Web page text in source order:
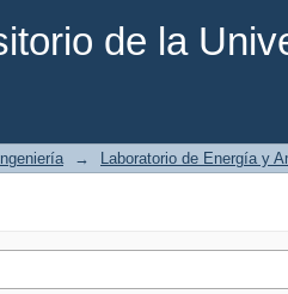
de la
→ Laboratorio de Energía y